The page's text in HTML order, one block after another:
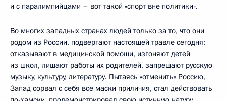
и с паралимпийцами – вот такой «спорт вне политики».
Во многих западных странах людей только за то, что они
родом из России, подвергают настоящей травле сегодня:
отказывают в медицинской помощи, изгоняют детей
из школ, лишают работы их родителей, запрещают русскую
музыку, культуру, литературу. Пытаясь «отменить» Россию,
Запад сорвал с себя все маски приличия, стал действовать